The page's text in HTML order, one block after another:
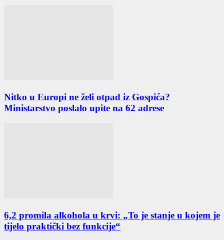
Nitko u Europi ne želi otpad iz Gospića?
Ministarstvo poslalo upite na 62 adrese
6,2 promila alkohola u krvi: „To je stanje u kojem je
tijelo praktički bez funkcije“